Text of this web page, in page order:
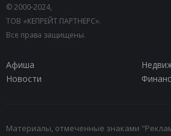
© 2000-2024,
ТОВ «КЕПРЕЙТ ПАРТНЕРС».
Все права защищены.
Афиша
Новости
Материалы, отмеченные знаками